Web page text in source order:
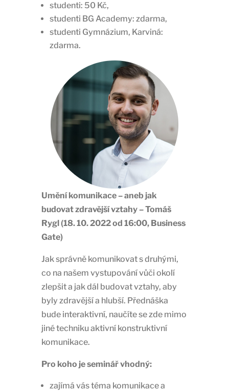
studenti: 50 Kč,
studenti BG Academy: zdarma,
studenti Gymnázium, Karviná:
zdarma.
Umění komunikace – aneb jak
budovat zdravější vztahy – Tomáš
Rygl (18. 10. 2022 od 16:00, Business
Gate)
Jak správně komunikovat s druhými,
co na našem vystupování vůči okolí
zlepšit a jak dál budovat vztahy, aby
byly zdravější a hlubší. Přednáška
bude interaktivní, naučíte se zde mimo
jiné techniku aktivní konstruktivní
komunikace.
Pro koho je seminář vhodný:
zajímá vás téma komunikace a